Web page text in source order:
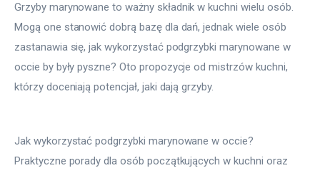
Uroda
Więcej
Grzyby marynowane to ważny składnik w kuchni wielu osób.
Mogą one stanowić dobrą bazę dla dań, jednak wiele osób
zastanawia się, jak wykorzystać podgrzybki marynowane w
occie by były pyszne? Oto propozycje od mistrzów kuchni,
którzy doceniają potencjał, jaki dają grzyby.
Jak wykorzystać podgrzybki marynowane w occie?
Praktyczne porady dla osób początkujących w kuchni oraz